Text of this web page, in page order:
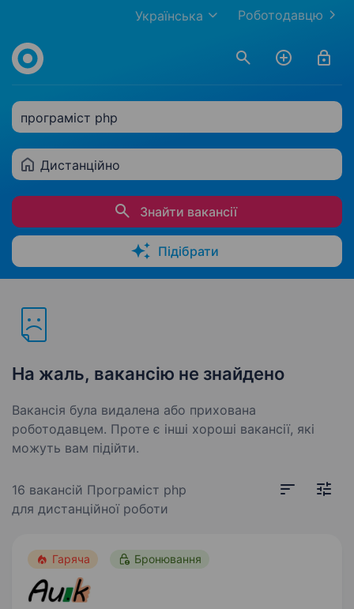
Роботодавцю
Українська
програміст php
Дистанційно
Знайти вакансії
Підібрати
На жаль, вакансію не знайдено
Вакансія була видалена або прихована
роботодавцем. Проте є інші хороші вакансії, які
можуть вам підійти.
16 вакансій Програміст php
для дистанційної роботи
Гаряча Бронювання